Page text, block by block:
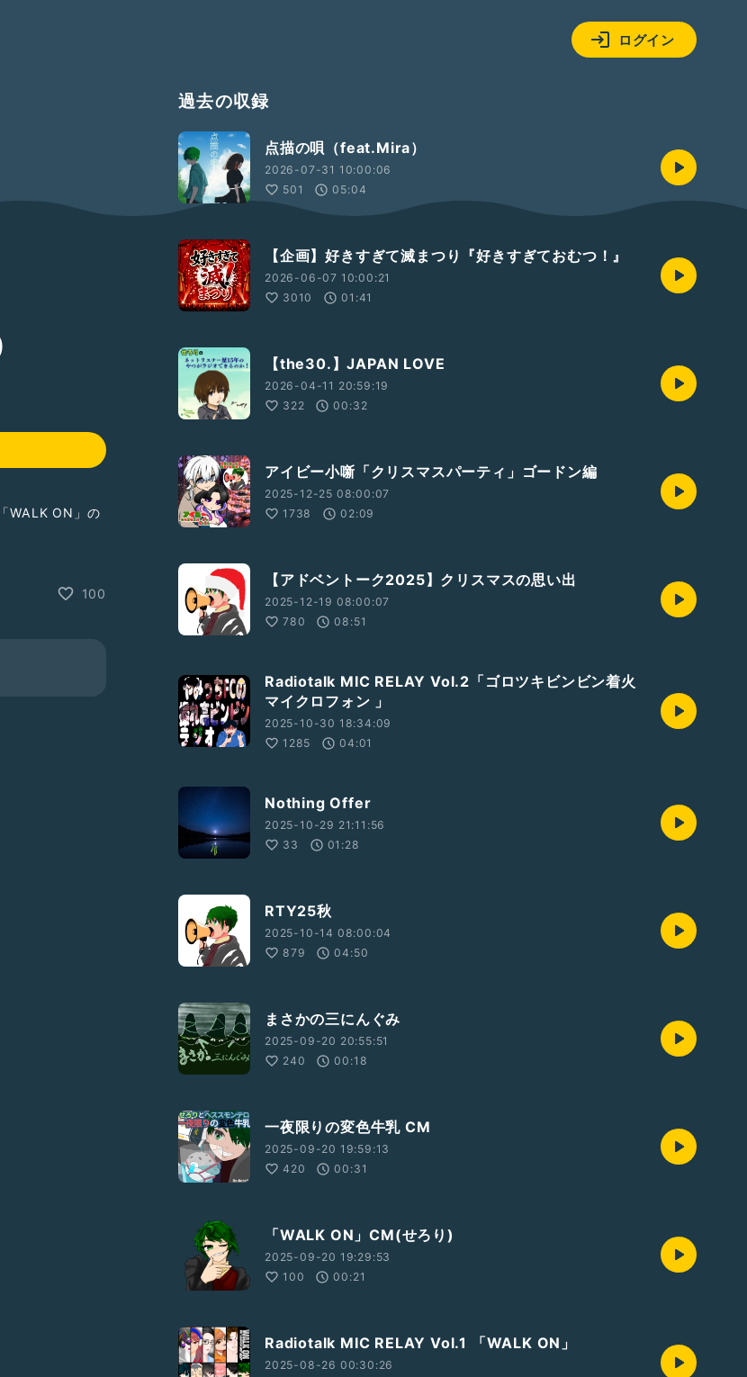
ログイン
WALK ON」の
🎧
100
過去の収録
点描の唄（feat.Mira）
2026-07-31 10:00:06
501
05:04
【企画】好きすぎて滅まつり『好きすぎておむつ！』
2026-06-07 10:00:21
3010
01:41
【the30.】JAPAN LOVE
2026-04-11 20:59:19
322
00:32
アイビー小噺「クリスマスパーティ」ゴードン編
2025-12-25 08:00:07
1738
02:09
【アドベントーク2025】クリスマスの思い出
2025-12-19 08:00:07
780
08:51
Radiotalk MIC RELAY Vol.2「ゴロツキビンビン着火
マイクロフォン 」
2025-10-30 18:34:09
1285
04:01
Nothing Offer
2025-10-29 21:11:56
33
01:28
RTY25秋
2025-10-14 08:00:04
879
04:50
まさかの三にんぐみ
2025-09-20 20:55:51
240
00:18
一夜限りの変色牛乳 CM
2025-09-20 19:59:13
420
00:31
「WALK ON」CM(せろり)
2025-09-20 19:29:53
100
00:21
Radiotalk MIC RELAY Vol.1 「WALK ON」
2025-08-26 00:30:26